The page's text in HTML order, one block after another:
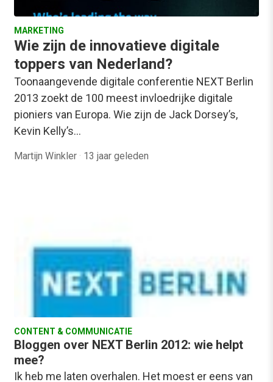
MARKETING
Wie zijn de innovatieve digitale
toppers van Nederland?
Toonaangevende digitale conferentie NEXT Berlin
2013 zoekt de 100 meest invloedrijke digitale
pioniers van Europa. Wie zijn de Jack Dorsey’s,
Kevin Kelly’s…
Martijn Winkler · 13 jaar geleden
CONTENT & COMMUNICATIE
Bloggen over NEXT Berlin 2012: wie helpt
mee?
Ik heb me laten overhalen. Het moest er eens van